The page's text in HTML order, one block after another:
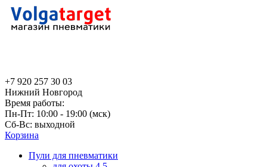
+7 920 257 30 03
Нижний Новгород
Время работы:
Пн-Пт: 10:00 - 19:00 (мск)
Сб-Вс: выходной
Корзина
Пули для пневматики